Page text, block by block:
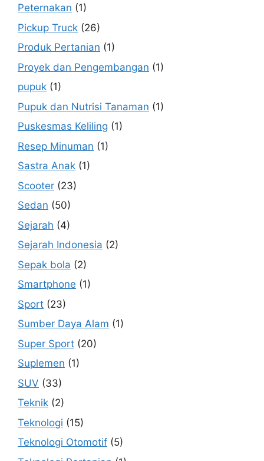
Peternakan (1)
Pickup Truck (26)
Produk Pertanian (1)
Proyek dan Pengembangan (1)
pupuk (1)
Pupuk dan Nutrisi Tanaman (1)
Puskesmas Keliling (1)
Resep Minuman (1)
Sastra Anak (1)
Scooter (23)
Sedan (50)
Sejarah (4)
Sejarah Indonesia (2)
Sepak bola (2)
Smartphone (1)
Sport (23)
Sumber Daya Alam (1)
Super Sport (20)
Suplemen (1)
SUV (33)
Teknik (2)
Teknologi (15)
Teknologi Otomotif (5)